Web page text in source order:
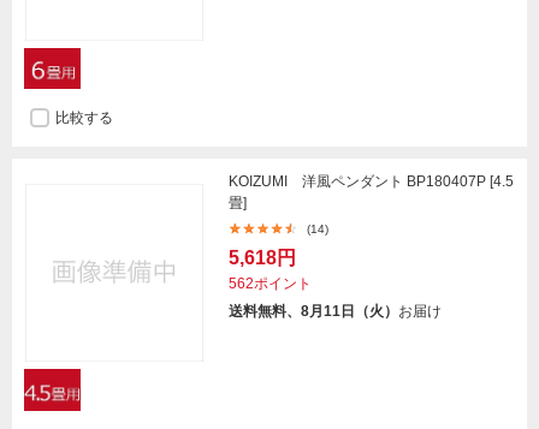
比較する
KOIZUMI 洋風ペンダント BP180407P [4.5
畳]
(14)
5,618円
562ポイント
送料無料、8月11日（火） お届け